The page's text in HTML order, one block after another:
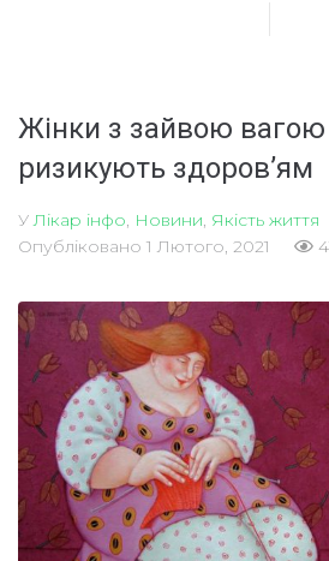
Жінки з зайвою вагою
ризикують здоров’ям
У Лікар інфо Новини Якість життя
Опубліковано 1 Лютого, 2021